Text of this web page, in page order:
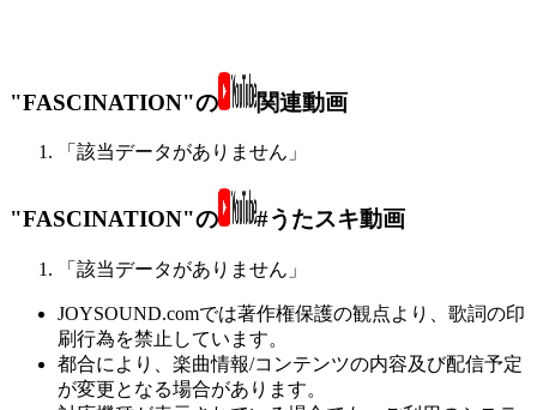
"FASCINATION"の 関連動画
「該当データがありません」
"FASCINATION"の #うたスキ動画
「該当データがありません」
JOYSOUND.comでは著作権保護の観点より、歌詞の印
刷行為を禁止しています。
都合により、楽曲情報/コンテンツの内容及び配信予定
が変更となる場合があります。